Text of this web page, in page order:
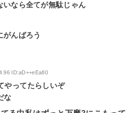
いなら全てが無駄じゃん
がんばろう
ID:aD++eEa80
やってたらしいぞ
な